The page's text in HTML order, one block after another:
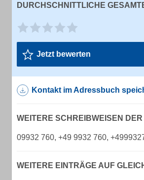
DURCHSCHNITTLICHE
Jetzt bewerten
Kontakt im Adressbuch
WEITERE SCHREIBWEISEN
09932 760, +49 9932 760,
WEITERE EINTRÄGE AUF